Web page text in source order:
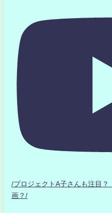
/プロジェクトA子さんも注目
画？/